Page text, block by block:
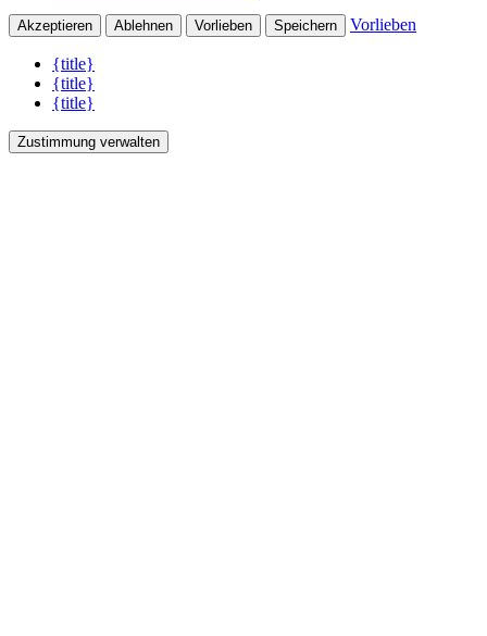
Akzeptieren Ablehnen Vorlieben Speichern Vorlieben
{title}
{title}
{title}
Zustimmung verwalten